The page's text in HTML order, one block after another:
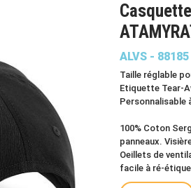
ALVS - 88185
Taille réglable
Etiquette Tear-
Personnalisable
100% Coton
panneaux.
Oeillets de
facile à ré-